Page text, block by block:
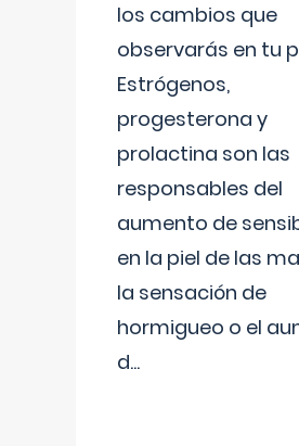
los cambios que
observarás en tu
Estrógenos,
progesterona y
prolactina son las
responsables del
aumento de
en la piel de las
la sensación de
hormigueo o el
d...